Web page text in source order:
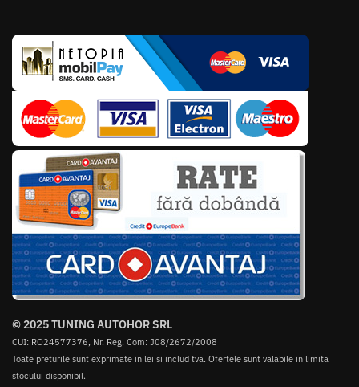
© 2025 TUNING AUTOHOR SRL
CUI: RO24577376, Nr. Reg. Com: J08/2672/2008
Toate preturile sunt exprimate in lei si includ tva. Ofertele sunt valabile in limita
stocului disponibil.